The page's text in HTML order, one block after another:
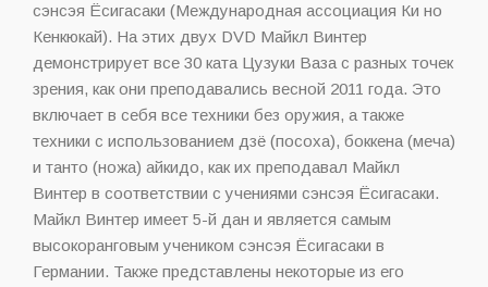
сэнсэя Ёсигасаки (Международная ассоциация Ки но
Кенкюкай). На этих двух DVD Майкл Винтер
демонстрирует все 30 ката Цузуки Ваза с разных точек
зрения, как они преподавались весной 2011 года. Это
включает в себя все техники без оружия, а также
техники с использованием дзё (посоха), боккена (меча)
и танто (ножа) айкидо, как их преподавал Майкл
Винтер в соответствии с учениями сэнсэя Ёсигасаки.
Майкл Винтер имеет 5-й дан и является самым
высокоранговым учеником сэнсэя Ёсигасаки в
Германии. Также представлены некоторые из его